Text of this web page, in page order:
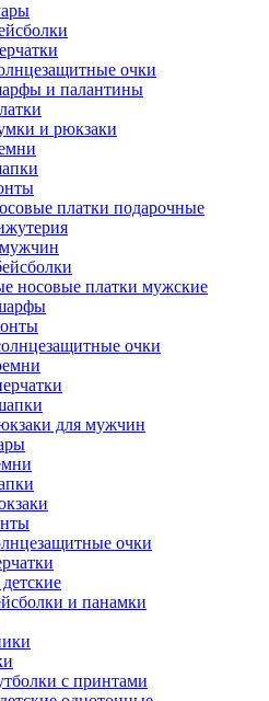
очки
и палантины
и рюкзаки
платки подарочные
носовые платки мужские
очки
для мужчин
очки
и панамки
с принтами